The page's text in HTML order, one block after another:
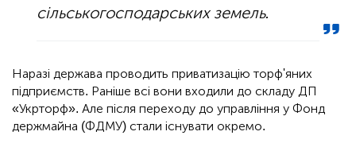
сільськогосподарських земель.
Наразі держава проводить приватизацію торф'яних
підприємств. Раніше всі вони входили до складу ДП
«Укрторф». Але після переходу до управління у Фонд
держмайна (ФДМУ) стали існувати окремо.